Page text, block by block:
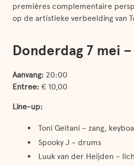
premières complementaire
op de artistieke verbeelding van
Donderdag 7 mei –
Aanvang: 20:00
Entree: € 10,00
Line-up:
Toni Geitani – zang,
Spooky J – drums
Luuk van der Heijden –